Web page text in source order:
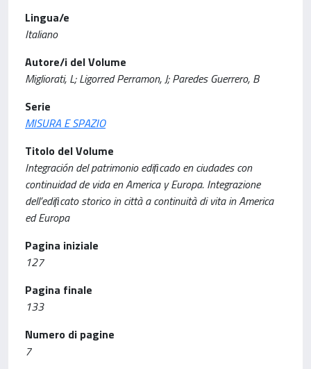
Lingua/e
Italiano
Autore/i del Volume
Migliorati, L; Ligorred Perramon, J; Paredes Guerrero, B
Serie
MISURA E SPAZIO
Titolo del Volume
Integración del patrimonio ediﬁcado en ciudades con
continuidad de vida en America y Europa. Integrazione
dell’ediﬁcato storico in città a continuità di vita in America
ed Europa
Pagina iniziale
127
Pagina finale
133
Numero di pagine
7